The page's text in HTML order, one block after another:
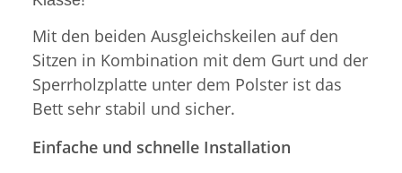
Mit den beiden Ausgleichskeilen auf den
Sitzen in Kombination mit dem Gurt und der
Sperrholzplatte unter dem Polster ist das
Bett sehr stabil und sicher.
Einfache und schnelle Installation